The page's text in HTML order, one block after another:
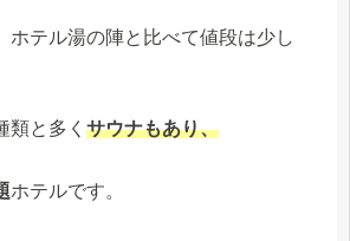
ホテル湯の陣と比べて値段は少し
類と多く サウナもあり、
ホテルです。